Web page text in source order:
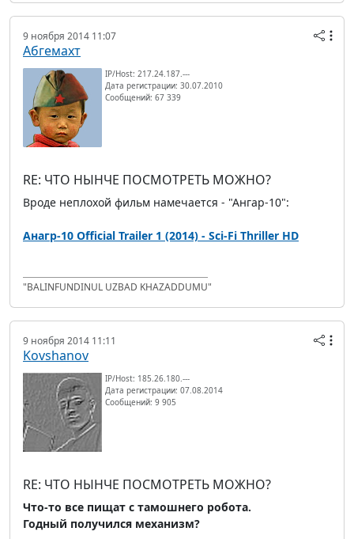
9 ноября 2014 11:07
Абгемахт
IP/Host: 217.24.187.---
Дата регистрации: 30.07.2010
Сообщений: 67 339
RE: ЧТО НЫНЧЕ ПОСМОТРЕТЬ МОЖНО?
Вроде неплохой фильм намечается - "Ангар-10":
Анагр-10 Official Trailer 1 (2014) - Sci-Fi Thriller HD
"BALINFUNDINUL UZBAD KHAZADDUMU"
9 ноября 2014 11:11
Kovshanov
IP/Host: 185.26.180.---
Дата регистрации: 07.08.2014
Сообщений: 9 905
RE: ЧТО НЫНЧЕ ПОСМОТРЕТЬ МОЖНО?
Что-то все пищат с тамошнего робота.
Годный получился механизм?